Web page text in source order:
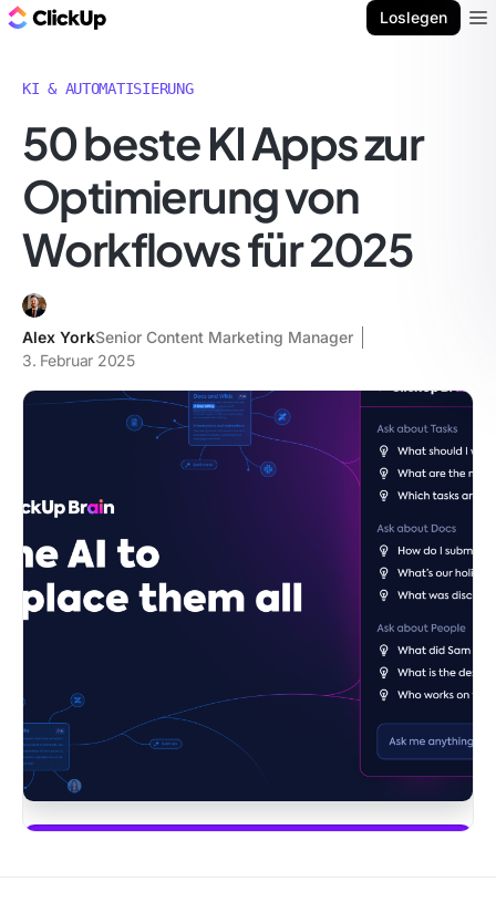
Loslegen
KI & AUTOMATISIERUNG
50 beste KI Apps zur
Optimierung von
Workflows für 2025
Alex YorkSenior Content Marketing Manager
3. Februar 2025